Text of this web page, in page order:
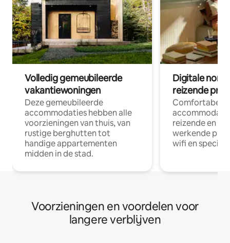
Volledig gemeubileerde
vakantiewoningen
Deze gemeubileerde
accommodaties hebben alle
voorzieningen van thuis, van
rustige berghutten tot
handige appartementen
midden in de stad.
Digitale
reizende
Comfortabele
reizende en
werkende
wifi en
Voorzieningen en voordelen voor
langere verblijven